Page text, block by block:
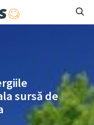
sursă de